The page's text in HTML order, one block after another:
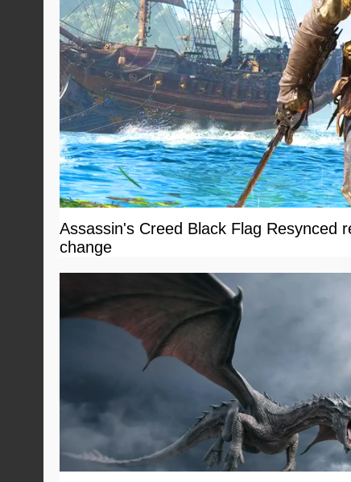
Assassin's Creed Black Flag Resynced
change